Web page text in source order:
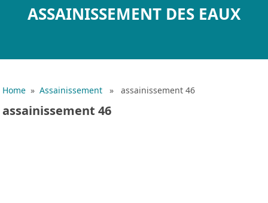
ASSAINISSEMENT DES EAUX
Home »Assainissement » assainissement 46
assainissement 46